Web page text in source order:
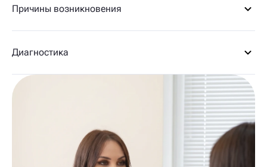
Причины возникновения
Диагностика